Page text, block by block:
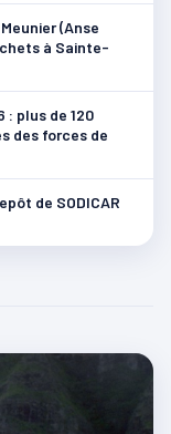
(Anse
à Sainte-
: plus de 120
des forces de
de SODICAR